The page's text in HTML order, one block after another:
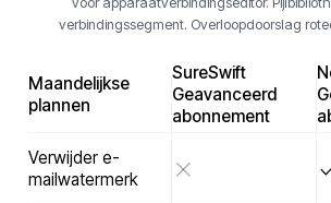
verbindingssegment. Overloopdoorslag
Maandelijkse
plannen
Verwijder e-
mailwatermerk
SureSwift
Geavanceerd
abonnement